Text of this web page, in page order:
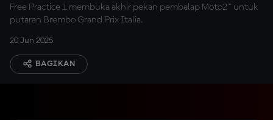
Free Practice 1 membuka akhir pekan pembalap Moto2™ untuk
putaran Brembo Grand Prix Italia.
20 Jun 2025
BAGIKAN